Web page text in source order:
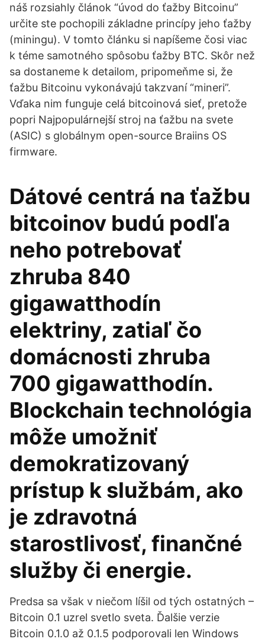
náš rozsiahly článok “úvod do ťažby Bitcoinu”
určite ste pochopili základne princípy jeho ťažby
(miningu). V tomto článku si napíšeme čosi viac
k téme samotného spôsobu ťažby BTC. Skôr než
sa dostaneme k detailom, pripomeňme si, že
ťažbu Bitcoinu vykonávajú takzvaní “mineri”.
Vďaka nim funguje celá bitcoinová sieť, pretože
popri Najpopulárnejší stroj na ťažbu na svete
(ASIC) s globálnym open-source Braiins OS
firmware.
Dátové centrá na ťažbu
bitcoinov budú podľa
neho potrebovať
zhruba 840
gigawatthodín
elektriny, zatiaľ čo
domácnosti zhruba
700 gigawatthodín.
Blockchain technológia
môže umožniť
demokratizovaný
prístup k službám, ako
je zdravotná
starostlivosť, finančné
služby či energie.
Predsa sa však v niečom líšil od tých ostatných –
Bitcoin 0.1 uzrel svetlo sveta. Ďalšie verzie
Bitcoin 0.1.0 až 0.1.5 podporovali len Windows